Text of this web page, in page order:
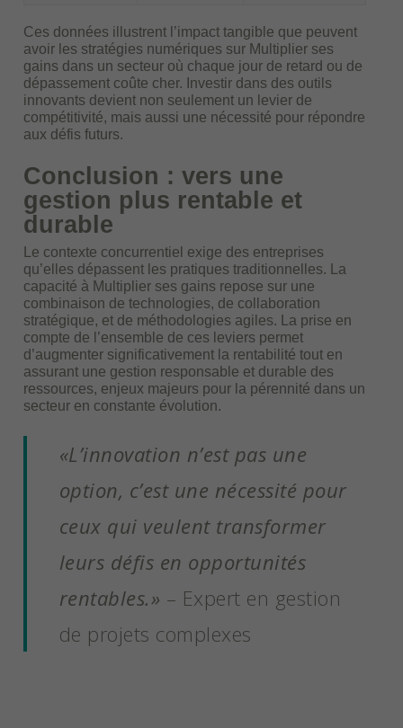
Ces données illustrent l’impact tangible que peuvent
avoir les stratégies numériques sur Multiplier ses
gains dans un secteur où chaque jour de retard ou de
dépassement coûte cher. Investir dans des outils
innovants devient non seulement un levier de
compétitivité, mais aussi une nécessité pour répondre
aux défis futurs.
Conclusion : vers une
gestion plus rentable et
durable
Le contexte concurrentiel exige des entreprises
qu’elles dépassent les pratiques traditionnelles. La
capacité à Multiplier ses gains repose sur une
combinaison de technologies, de collaboration
stratégique, et de méthodologies agiles. La prise en
compte de l’ensemble de ces leviers permet
d’augmenter significativement la rentabilité tout en
assurant une gestion responsable et durable des
ressources, enjeux majeurs pour la pérennité dans un
secteur en constante évolution.
«L’innovation n’est pas une
option, c’est une nécessité pour
ceux qui veulent transformer
leurs défis en opportunités
rentables.» – Expert en gestion
de projets complexes